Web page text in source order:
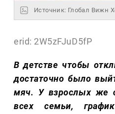
Источник: Глобал Вижн
erid: 2W5zFJuD5fP
В детстве чтобы
достаточно было
мяч. У взрослых же
всех семьи,